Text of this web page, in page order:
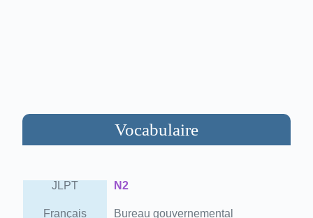
Vocabulaire
JLPT N2
Français Bureau gouvernemental